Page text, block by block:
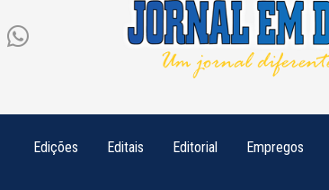
Edições Editais Editorial Empregos